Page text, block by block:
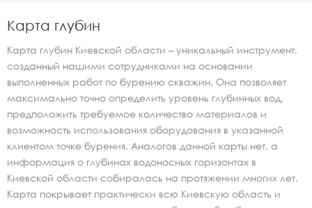
Карта глубин
Карта глубин Киевской области – уникальный инструмент,
созданный нашими сотрудниками на основании
выполненных работ по бурению скважин. Она позволяет
максимально точно определить уровень глубинных вод,
предположить требуемое количество материалов и
возможность использования оборудования в указанной
клиентом точке бурения. Аналогов данной карты нет, а
информация о глубинах водоносных горизонтах в
Киевской области собиралась на протяжении многих лет.
Карта покрывает практически всю Киевскую область и